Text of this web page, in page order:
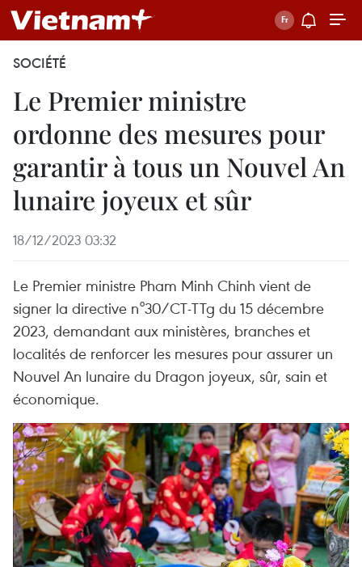
SOCIÉTÉ
Le Premier ministre
ordonne des mesures pour
garantir à tous un Nouvel An
lunaire joyeux et sûr
18/12/2023 03:32
Le Premier ministre Pham Minh Chinh vient de
signer la directive n°30/CT-TTg du 15 décembre
2023, demandant aux ministères, branches et
localités de renforcer les mesures pour assurer un
Nouvel An lunaire du Dragon joyeux, sûr, sain et
économique.